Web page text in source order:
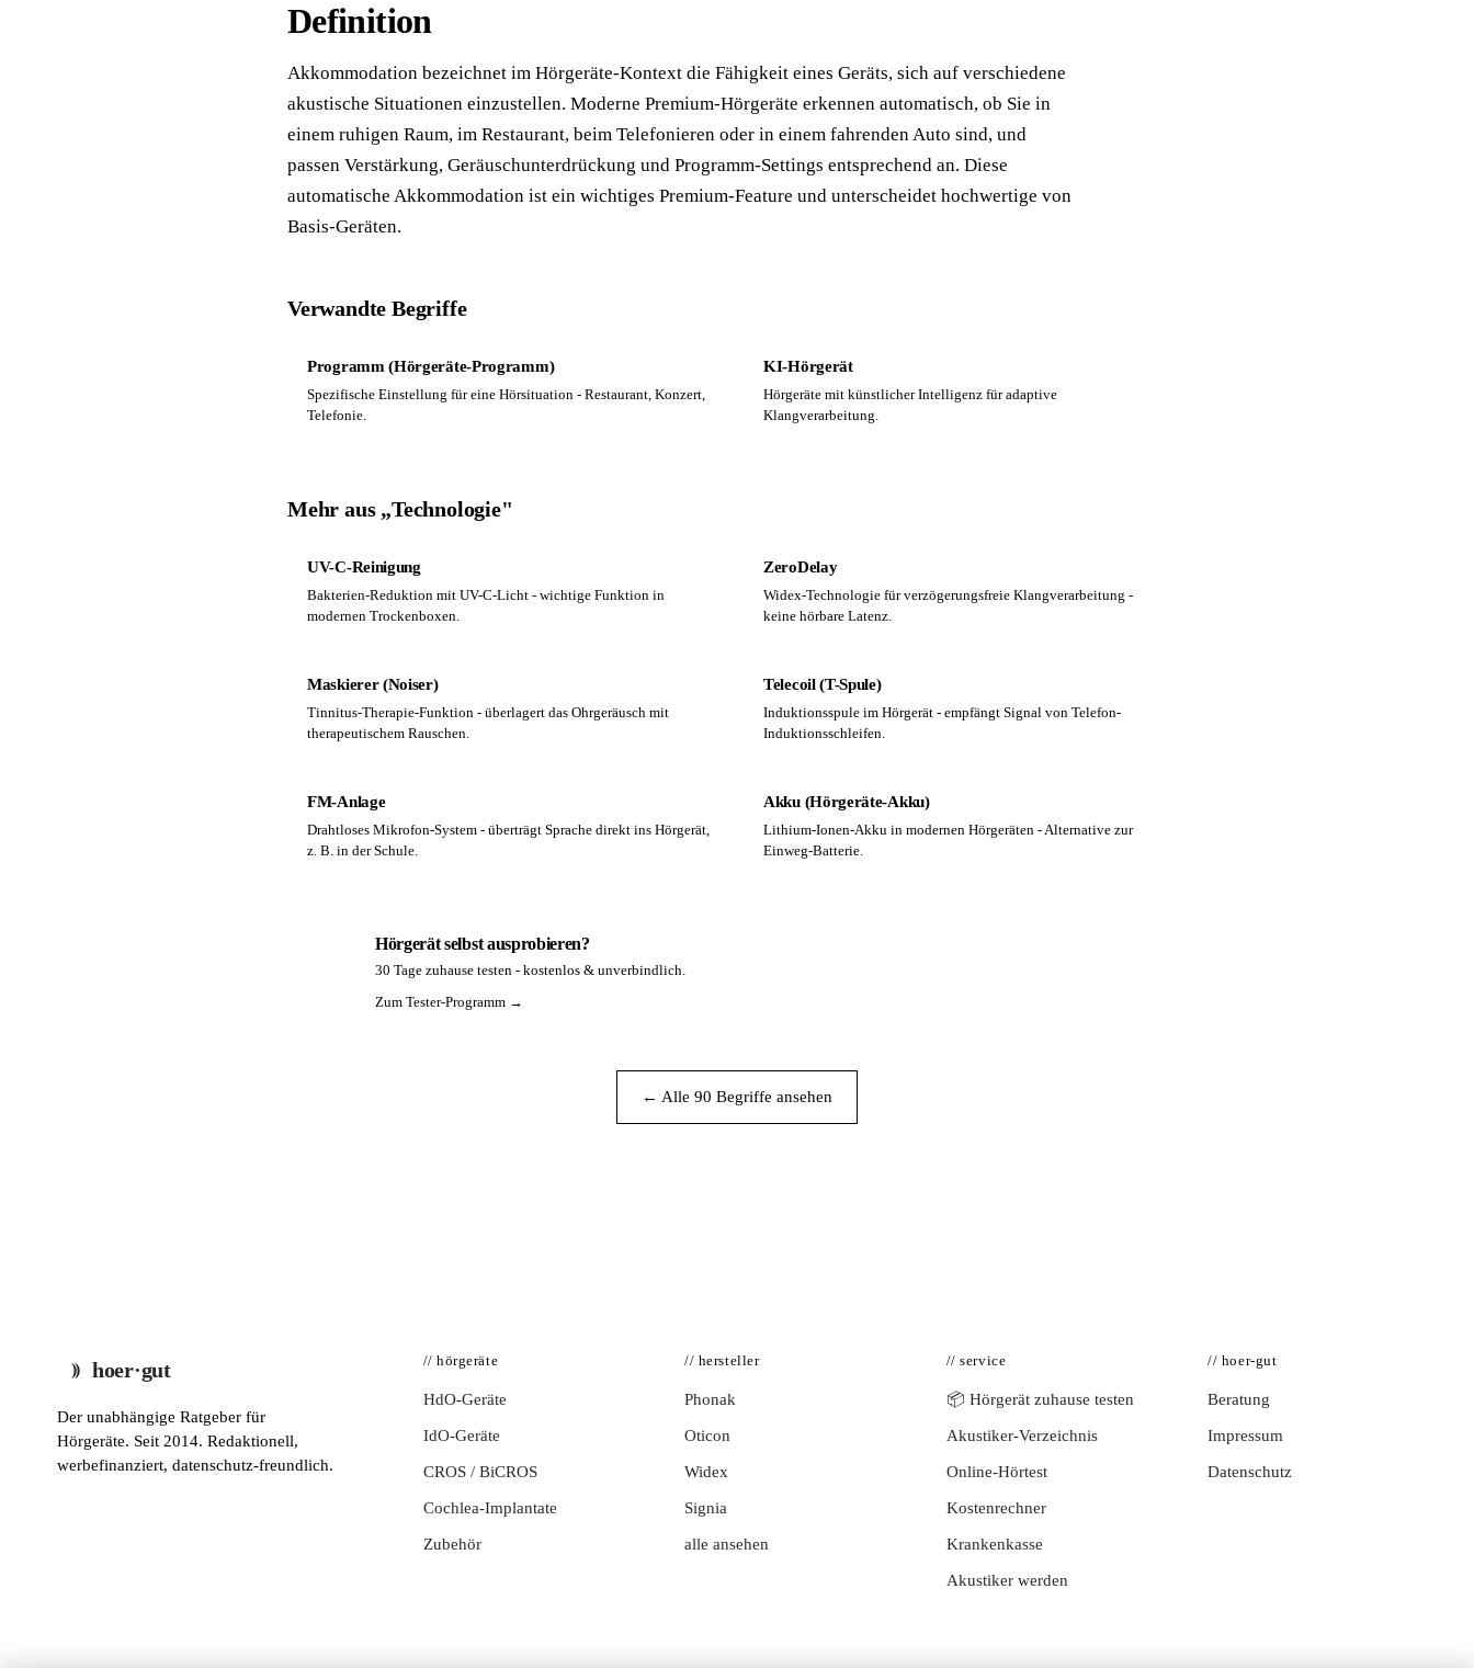
Definition
Akkommodation bezeichnet im Hörgeräte-Kontext die Fähigkeit eines Geräts, sich auf verschiedene
akustische Situationen einzustellen. Moderne Premium-Hörgeräte erkennen automatisch, ob Sie in
einem ruhigen Raum, im Restaurant, beim Telefonieren oder in einem fahrenden Auto sind, und
passen Verstärkung, Geräuschunterdrückung und Programm-Settings entsprechend an. Diese
automatische Akkommodation ist ein wichtiges Premium-Feature und unterscheidet hochwertige von
Basis-Geräten.
Verwandte Begriffe
Programm (Hörgeräte-Programm)
Spezifische Einstellung für eine Hörsituation - Restaurant, Konzert,
Telefonie.
KI-Hörgerät
Hörgeräte mit künstlicher Intelligenz für adaptive
Klangverarbeitung.
Mehr aus „Technologie"
UV-C-Reinigung
Bakterien-Reduktion mit UV-C-Licht - wichtige Funktion in
modernen Trockenboxen.
ZeroDelay
Widex-Technologie für verzögerungsfreie Klangverarbeitung -
keine hörbare Latenz.
Maskierer (Noiser)
Tinnitus-Therapie-Funktion - überlagert das Ohrgeräusch mit
therapeutischem Rauschen.
Telecoil (T-Spule)
Induktionsspule im Hörgerät - empfängt Signal von Telefon-
Induktionsschleifen.
FM-Anlage
Drahtloses Mikrofon-System - überträgt Sprache direkt ins Hörgerät,
z. B. in der Schule.
Akku (Hörgeräte-Akku)
Lithium-Ionen-Akku in modernen Hörgeräten - Alternative zur
Einweg-Batterie.
Hörgerät selbst ausprobieren?
30 Tage zuhause testen - kostenlos & unverbindlich.
Zum Tester-Programm →
← Alle 90 Begriffe ansehen
hoer·gut
Der unabhängige Ratgeber für
Hörgeräte. Seit 2014. Redaktionell,
werbefinanziert, datenschutz-freundlich.
// hörgeräte
HdO-Geräte
IdO-Geräte
CROS / BiCROS
Cochlea-Implantate
Zubehör
// hersteller
Phonak
Oticon
Widex
Signia
alle ansehen
// service
📦 Hörgerät zuhause testen
Akustiker-Verzeichnis
Online-Hörtest
Kostenrechner
Krankenkasse
Akustiker werden
// hoer-gut
Beratung
Impressum
Datenschutz